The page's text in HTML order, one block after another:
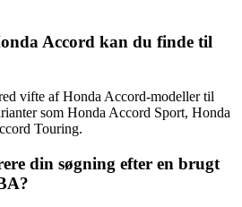
Accord kan du finde til
vifte af Honda Accord-modeller til
som Honda Accord Sport, Honda
Touring.
din søgning efter en brugt